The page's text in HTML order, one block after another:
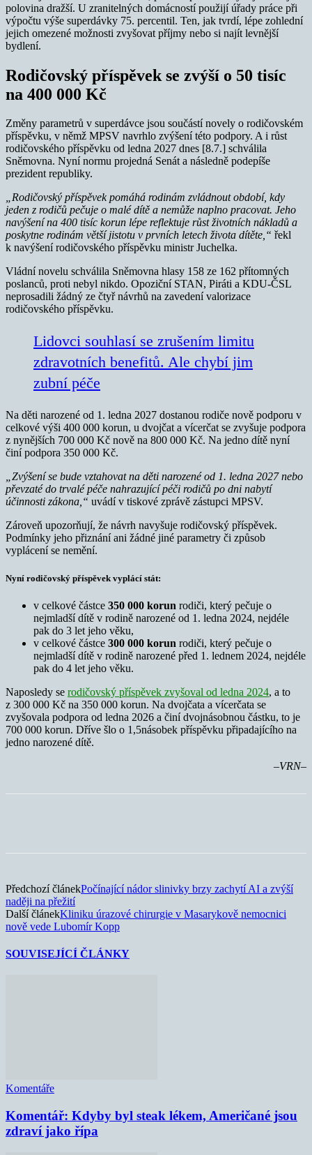
polovina dražší. U zranitelných domácností použijí úřady práce při
výpočtu výše superdávky 75. percentil. Ten, jak tvrdí, lépe zohlední
jejich omezené možnosti zvyšovat příjmy nebo si najít levnější
bydlení.
Rodičovský příspěvek se zvýší o 50 tisíc
na 400 000 Kč
Změny parametrů v superdávce jsou součástí novely o rodičovském
příspěvku, v němž MPSV navrhlo zvýšení této podpory. A i růst
rodičovského příspěvku od ledna 2027 dnes [8.7.] schválila
Sněmovna. Nyní normu projedná Senát a následně podepíše
prezident republiky.
„Rodičovský příspěvek pomáhá rodinám zvládnout období, kdy
jeden z rodičů pečuje o malé dítě a nemůže naplno pracovat. Jeho
navýšení na 400 tisíc korun lépe reflektuje růst životních nákladů a
poskytne rodinám větší jistotu v prvních letech života dítěte,“ řekl
k navýšení rodičovského příspěvku ministr Juchelka.
Vládní novelu schválila Sněmovna hlasy 158 ze 162 přítomných
poslanců, proti nebyl nikdo. Opoziční STAN, Piráti a KDU-ČSL
neprosadili žádný ze čtyř návrhů na zavedení valorizace
rodičovského příspěvku.
Lidovci souhlasí se zrušením limitu
zdravotních benefitů. Ale chybí jim
zubní péče
Na děti narozené od 1. ledna 2027 dostanou rodiče nově podporu v
celkové výši 400 000 korun, u dvojčat a vícerčat se zvyšuje podpora
z nynějších 700 000 Kč nově na 800 000 Kč. Na jedno dítě nyní
činí podpora 350 000 Kč.
„Zvýšení se bude vztahovat na děti narozené od 1. ledna 2027 nebo
převzaté do trvalé péče nahrazující péči rodičů po dni nabytí
účinnosti zákona,“ uvádí v tiskové zprávě zástupci MPSV.
Zároveň upozorňují, že návrh navyšuje rodičovský příspěvek.
Podmínky jeho přiznání ani žádné jiné parametry či způsob
vyplácení se nemění.
Nyní rodičovský příspěvek vyplácí stát:
v celkové částce 350 000 korun rodiči, který pečuje o
nejmladší dítě v rodině narozené od 1. ledna 2024, nejdéle
pak do 3 let jeho věku,
v celkové částce 300 000 korun rodiči, který pečuje o
nejmladší dítě v rodině narozené před 1. lednem 2024, nejdéle
pak do 4 let jeho věku.
Naposledy se rodičovský příspěvek zvyšoval od ledna 2024, a to
z 300 000 Kč na 350 000 korun. Na dvojčata a vícerčata se
zvyšovala podpora od ledna 2026 a činí dvojnásobnou částku, to je
700 000 korun. Dříve šlo o 1,5násobek příspěvku připadajícího na
jedno narozené dítě.
–VRN–
Předchozí článekPočínající nádor slinivky brzy zachytí AI a zvýší
naději na přežití
Další článekKliniku úrazové chirurgie v Masarykově nemocnici
nově vede Lubomír Kopp
SOUVISEJÍCÍ ČLÁNKY
Komentáře
Komentář: Kdyby byl steak lékem, Američané jsou
zdraví jako řípa